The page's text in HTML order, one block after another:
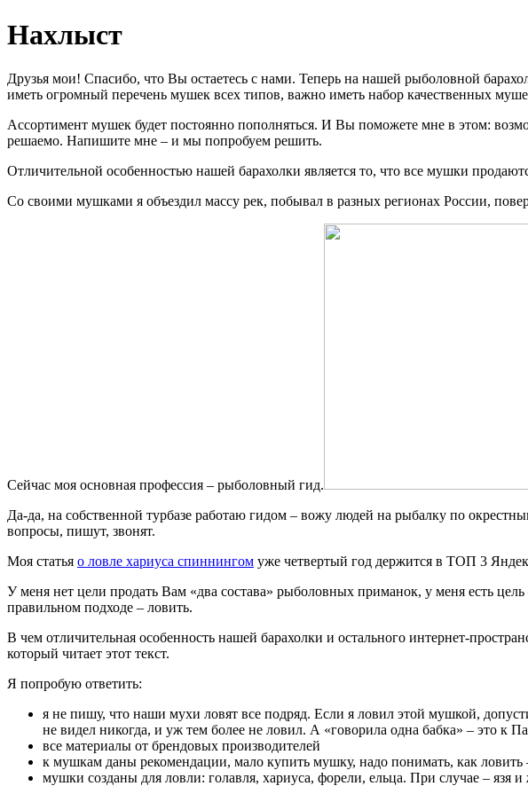
Нахлыст
Друзья мои! Спасибо, что Вы остаетесь с нами. Теперь на нашей рыболовной
иметь огромный перечень мушек всех типов, важно иметь набор качественных
Ассортимент мушек будет постоянно пополняться. И Вы поможете мне в этом:
решаемо. Напишите мне – и мы попробуем решить.
Отличительной особенностью нашей барахолки является то, что все мушки
Со своими мушками я объездил массу рек, побывал в разных регионах России,
Сейчас моя основная профессия – рыболовный гид.
Да-да, на собственной турбазе работаю гидом – вожу людей на рыбалку по
вопросы, пишут, звонят.
Моя статья о ловле хариуса спиннингом уже четвертый год держится в ТОП 3
У меня нет цели продать Вам «два состава» рыболовных приманок, у меня есть
правильном подходе – ловить.
В чем отличительная особенность нашей барахолки и остального интернет-
который читает этот текст.
Я попробую ответить:
я не пишу, что наши мухи ловят все подряд. Если я ловил этой мушкой,
не видел никогда, и уж тем более не ловил. А «говорила одна бабка» – это к
все материалы от брендовых производителей
к мушкам даны рекомендации, мало купить мушку, надо понимать, как ловить
мушки созданы для ловли: голавля, хариуса, форели, ельца. При случае – язя